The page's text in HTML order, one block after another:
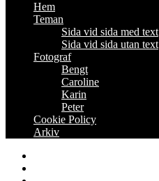
Hem
Teman
Sida vid sida med text
Sida vid sida utan text
Fotograf
Bengt
Caroline
Karin
Peter
Cookie Policy
Arkiv